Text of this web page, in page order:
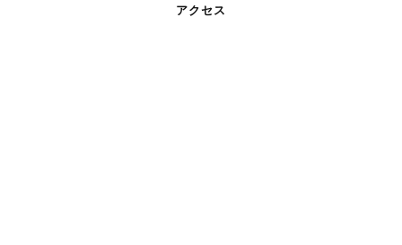
アクセス